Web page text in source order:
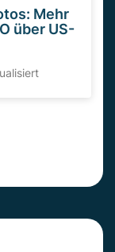
Mehr
über US-